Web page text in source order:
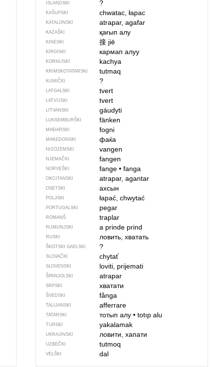
ISLANDSKI ?
KAŠUPSKI chwatac, łapac
KATALONSKI atrapar, agafar
KAZAŠKI қағып алу
KINESKI 接 jiē
KIRGISKI кармап алуу
KORNIJSKI kachya
KRIMSKOTATARSKI tutmaq
KUMIČKI ?
LATGALSKI tvert
LATVIJSKI tvert
LITVANSKI gáudyti
LUKSEMBURŠKI fänken
MAĐARSKI fogni
MAKEDONSKI фаќа
NIZOZEMSKI vangen
NJEMAČKI fangen
NORVEŠKI fange • fanga
OKCITANSKI atrapar, agantar
OSETSKI ахсын
POLJSKI łapać, chwytać
PORTUGALSKI pegar
ROMANŠ traplar
RUMUNJSKI a prinde prind
RUSKI ловить, хватать
ŠKOTSKI GAELSKI ?
SLOVAČKI chytať
SLOVENSKI loviti, prijemati
ŠPANJOLSKI atrapar
SRPSKI хватати
ŠVEDSKI fånga
TALIJANSKI afferrare
TATARSKI тотып алу • totıp alu
TURSKI yakalamak
UKRAJINSKI ловити, хапати
UZBEČKI tutmoq
VELŠKI dal